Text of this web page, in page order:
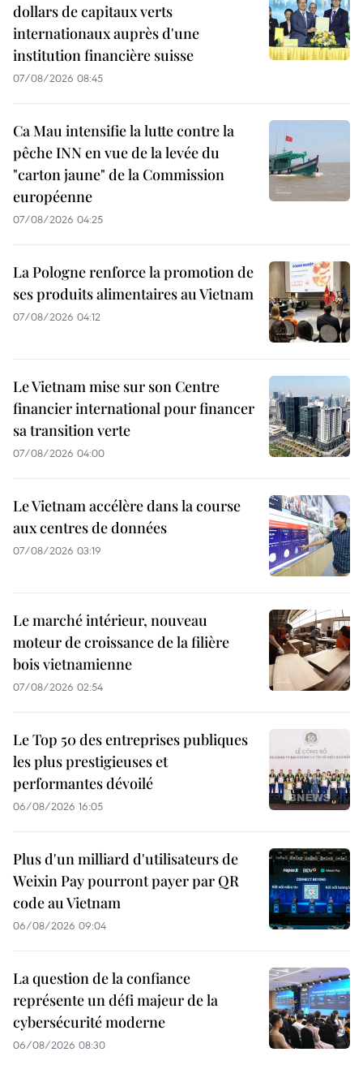
dollars de capitaux verts
internationaux auprès d'une
institution financière suisse
07/08/2026 08:45
Ca Mau intensifie la lutte contre la
pêche INN en vue de la levée du
"carton jaune" de la Commission
européenne
07/08/2026 04:25
La Pologne renforce la promotion de
ses produits alimentaires au Vietnam
07/08/2026 04:12
Le Vietnam mise sur son Centre
financier international pour financer
sa transition verte
07/08/2026 04:00
Le Vietnam accélère dans la course
aux centres de données
07/08/2026 03:19
Le marché intérieur, nouveau
moteur de croissance de la filière
bois vietnamienne
07/08/2026 02:54
Le Top 50 des entreprises publiques
les plus prestigieuses et
performantes dévoilé
06/08/2026 16:05
Plus d'un milliard d'utilisateurs de
Weixin Pay pourront payer par QR
code au Vietnam
06/08/2026 09:04
La question de la confiance
représente un défi majeur de la
cybersécurité moderne
06/08/2026 08:30